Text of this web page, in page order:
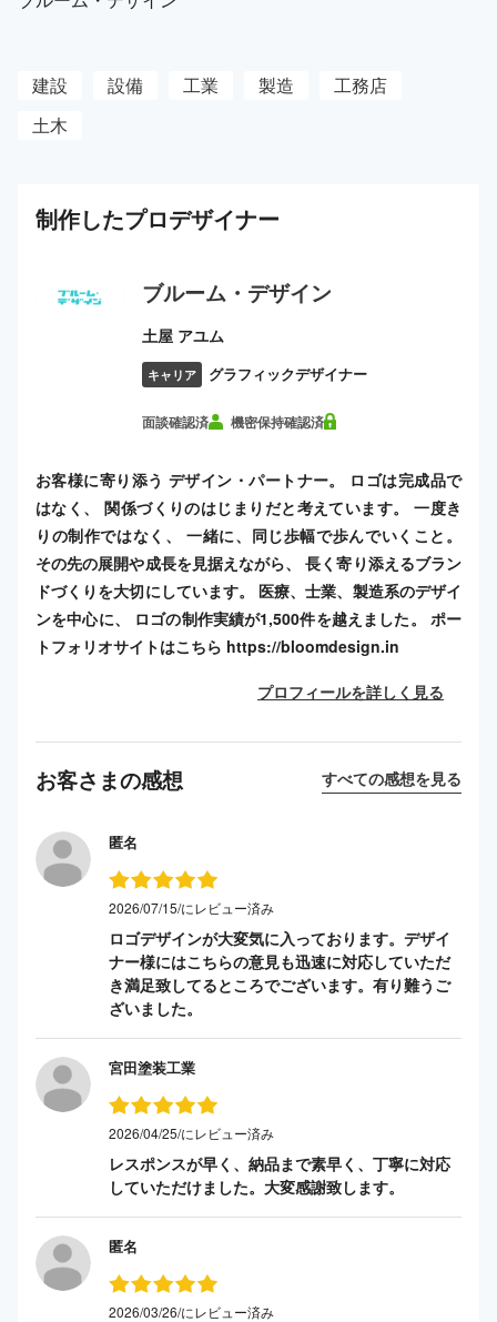
建設 設備 工業 製造
工務店
土木
制作したプロデザイナー
ブルーム・デザイン
土屋 アユム
キャリア グラフィックデザイナー
面談確認済 機密保持確認済
お客様に寄り添う デザイン・パートナー。 ロゴは完成品で
はなく、 関係づくりのはじまりだと考えています。 一度き
りの制作ではなく、 一緒に、同じ歩幅で歩んでいくこと。
その先の展開や成長を見据えながら、 長く寄り添えるブラン
ドづくりを大切にしています。 医療、士業、製造系のデザイ
ンを中心に、 ロゴの制作実績が1,500件を越えました。 ポー
トフォリオサイトはこちら https://bloomdesign.in
プロフィールを詳しく見る
お客さまの感想 すべての感想を見る
匿名
2026/07/15/にレビュー済み
ロゴデザインが大変気に入っております。デザイ
ナー様にはこちらの意見も迅速に対応していただ
き満足致してるところでございます。有り難うご
ざいました。
宮田塗装工業
2026/04/25/にレビュー済み
レスポンスが早く、納品まで素早く、丁寧に対応
していただけました。大変感謝致します。
匿名
2026/03/26/にレビュー済み